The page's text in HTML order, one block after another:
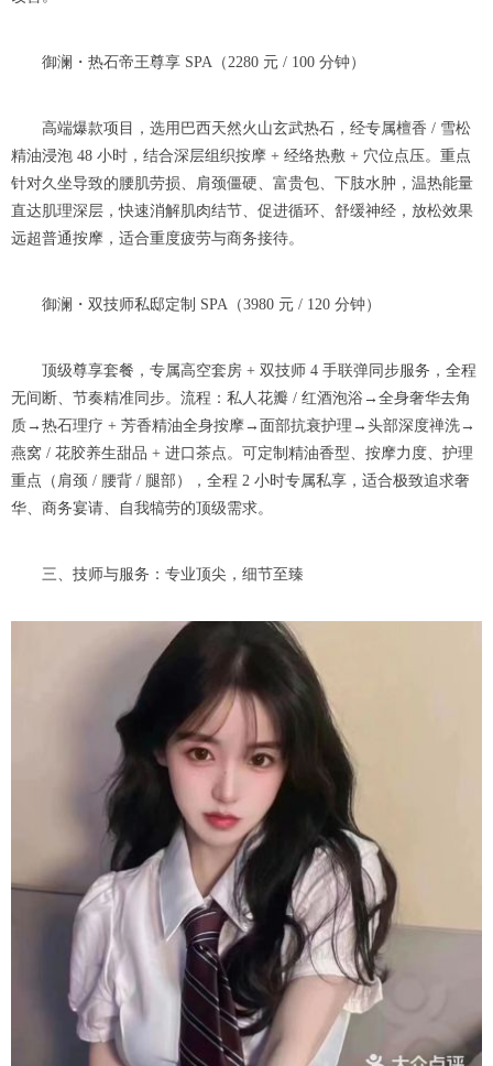
御澜・热石帝王尊享 SPA（2280 元 / 100 分钟）
高端爆款项目，选用巴西天然火山玄武热石，经专属檀香 / 雪松
精油浸泡 48 小时，结合深层组织按摩 + 经络热敷 + 穴位点压。重点
针对久坐导致的腰肌劳损、肩颈僵硬、富贵包、下肢水肿，温热能量
直达肌理深层，快速消解肌肉结节、促进循环、舒缓神经，放松效果
远超普通按摩，适合重度疲劳与商务接待。
御澜・双技师私邸定制 SPA（3980 元 / 120 分钟）
顶级尊享套餐，专属高空套房 + 双技师 4 手联弹同步服务，全程
无间断、节奏精准同步。流程：私人花瓣 / 红酒泡浴→全身奢华去角
质→热石理疗 + 芳香精油全身按摩→面部抗衰护理→头部深度禅洗→
燕窝 / 花胶养生甜品 + 进口茶点。可定制精油香型、按摩力度、护理
重点（肩颈 / 腰背 / 腿部），全程 2 小时专属私享，适合极致追求奢
华、商务宴请、自我犒劳的顶级需求。
三、技师与服务：专业顶尖，细节至臻